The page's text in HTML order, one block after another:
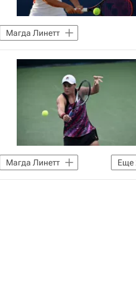
Магда Линетт
Еще
Магда Линетт